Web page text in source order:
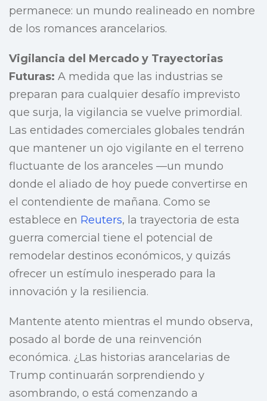
permanece: un mundo realineado en nombre
de los romances arancelarios.
Vigilancia del Mercado y Trayectorias
Futuras: A medida que las industrias se
preparan para cualquier desafío imprevisto
que surja, la vigilancia se vuelve primordial.
Las entidades comerciales globales tendrán
que mantener un ojo vigilante en el terreno
fluctuante de los aranceles —un mundo
donde el aliado de hoy puede convertirse en
el contendiente de mañana. Como se
establece en Reuters, la trayectoria de esta
guerra comercial tiene el potencial de
remodelar destinos económicos, y quizás
ofrecer un estímulo inesperado para la
innovación y la resiliencia.
Mantente atento mientras el mundo observa,
posado al borde de una reinvención
económica. ¿Las historias arancelarias de
Trump continuarán sorprendiendo y
asombrando, o está comenzando a